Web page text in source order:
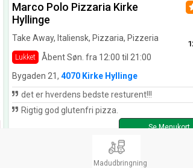
Marco Polo Pizzaria Kirke
Hyllinge
Take Away, Italiensk, Pizzaria, Pizzeria
Lukket Åbent Søn. fra 12:00 til 21:00
Bygaden 21, 4070 Kirke Hyllinge
det er hverdens bedste resturent!!!
Rigtig god glutenfri pizza.
Se Menukort
Madudbringning